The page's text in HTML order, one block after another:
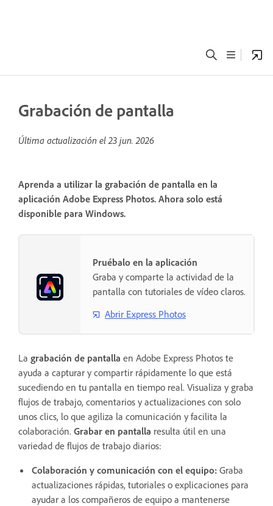
Grabación de pantalla
Última actualización el23 jun. 2026
Aprenda a utilizar la grabación de pantalla en la
aplicación Adobe Express Photos. Ahora solo está
disponible para Windows.
Pruébalo en la aplicación
Graba y comparte la actividad de la
pantalla con tutoriales de vídeo claros.
Abrir Express Photos
La grabación de pantalla en Adobe Express Photos te
ayuda a capturar y compartir rápidamente lo que está
sucediendo en tu pantalla en tiempo real. Visualiza y graba
flujos de trabajo, comentarios y actualizaciones con solo
unos clics, lo que agiliza la comunicación y facilita la
colaboración. Grabar en pantalla resulta útil en una
variedad de flujos de trabajo diarios:
Colaboración y comunicación con el equipo: Graba
actualizaciones rápidas, tutoriales o explicaciones para
ayudar a los compañeros de equipo a mantenerse